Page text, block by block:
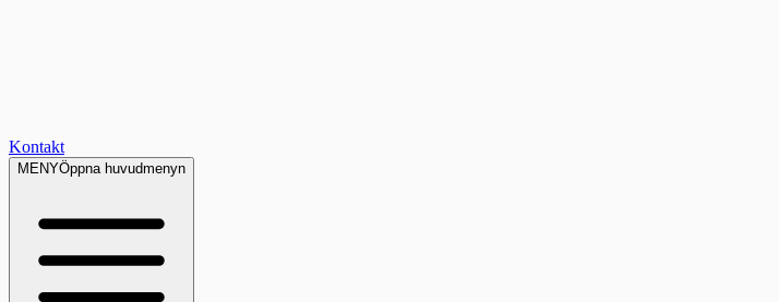
Kontakt
MENYÖppna huvudmenyn